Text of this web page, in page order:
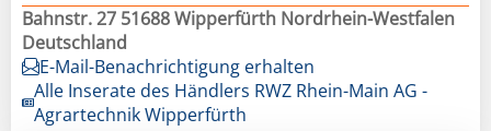
Bahnstr. 27 51688 Wipperfürth Nordrhein-Westfalen
Deutschland
E-Mail-Benachrichtigung erhalten
Alle Inserate des Händlers RWZ Rhein-Main AG -
Agrartechnik Wipperfürth